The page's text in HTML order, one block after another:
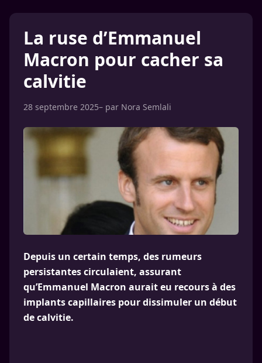
La ruse d’Emmanuel
Macron pour cacher sa
calvitie
28 septembre 2025– par Nora Semlali
Depuis un certain temps, des rumeurs
persistantes circulaient, assurant
qu’Emmanuel Macron aurait eu recours à des
implants capillaires pour dissimuler un début
de calvitie.